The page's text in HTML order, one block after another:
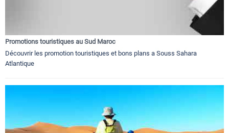
Promotions touristiques au Sud Maroc
Découvrir les promotion touristiques et bons plans a Souss Sahara
Atlantique